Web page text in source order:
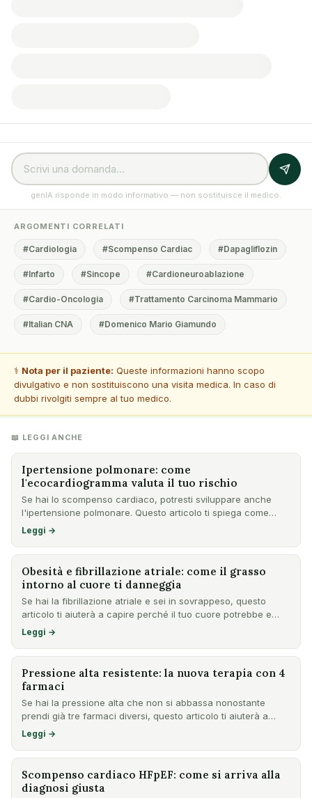
genIA risponde in modo informativo — non sostituisce il medico.
ARGOMENTI CORRELATI
#Cardiologia #Scompenso Cardiac #Dapagliflozin
#Infarto #Sincope #Cardioneuroablazione
#Cardio-Oncologia #Trattamento Carcinoma Mammario
#Italian CNA #Domenico Mario Giamundo
⚕️ Nota per il paziente: Queste informazioni hanno scopo
divulgativo e non sostituiscono una visita medica. In caso di
dubbi rivolgiti sempre al tuo medico.
📖 LEGGI ANCHE
Ipertensione polmonare: come
l'ecocardiogramma valuta il tuo rischio
Se hai lo scompenso cardiaco, potresti sviluppare anche
l'ipertensione polmonare. Questo articolo ti spiega come
l'ecoc…
Leggi →
Obesità e fibrillazione atriale: come il grasso
intorno al cuore ti danneggia
Se hai la fibrillazione atriale e sei in sovrappeso, questo
articolo ti aiuterà a capire perché il tuo cuore potrebbe e…
Leggi →
Pressione alta resistente: la nuova terapia con 4
farmaci
Se hai la pressione alta che non si abbassa nonostante
prendi già tre farmaci diversi, questo articolo ti aiuterà a
cap…
Leggi →
Scompenso cardiaco HFpEF: come si arriva alla
diagnosi giusta